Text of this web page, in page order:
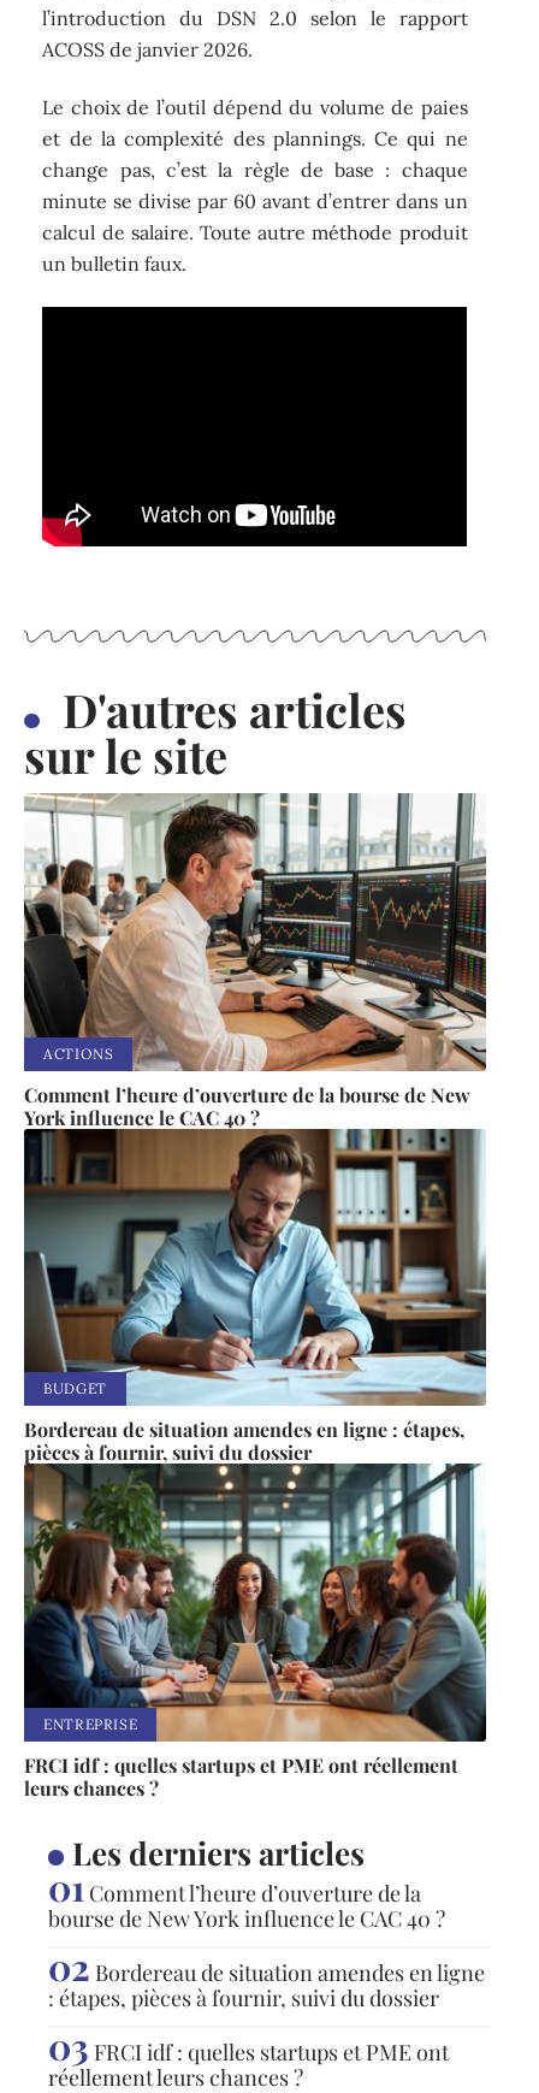
l’introduction du DSN 2.0 selon le rapport
ACOSS de janvier 2026.
Le choix de l’outil dépend du volume de paies
et de la complexité des plannings. Ce qui ne
change pas, c’est la règle de base : chaque
minute se divise par 60 avant d’entrer dans un
calcul de salaire. Toute autre méthode produit
un bulletin faux.
D'autres articles
sur le site
ACTIONS
Comment l’heure d’ouverture de la bourse de New
York influence le CAC 40 ?
BUDGET
Bordereau de situation amendes en ligne : étapes,
pièces à fournir, suivi du dossier
ENTREPRISE
FRCI idf : quelles startups et PME ont réellement
leurs chances ?
Les derniers articles
Comment l’heure d’ouverture de la
bourse de New York influence le CAC 40 ?
Bordereau de situation amendes en ligne
: étapes, pièces à fournir, suivi du dossier
FRCI idf : quelles startups et PME ont
réellement leurs chances ?